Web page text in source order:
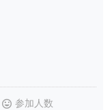
参加人数